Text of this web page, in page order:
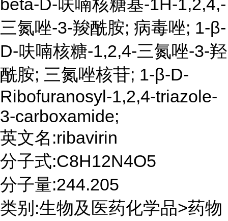
beta-D-呋喃核糖基-1H-1,2,4,-
三氮唑-3-羧酰胺; 病毒唑; 1-β-
D-呋喃核糖-1,2,4-三氮唑-3-羟
酰胺; 三氮唑核苷; 1-β-D-
Ribofuranosyl-1,2,4-triazole-
3-carboxamide;
英文名:ribavirin
分子式:C8H12N4O5
分子量:244.205
类别:生物及医药化学品>药物